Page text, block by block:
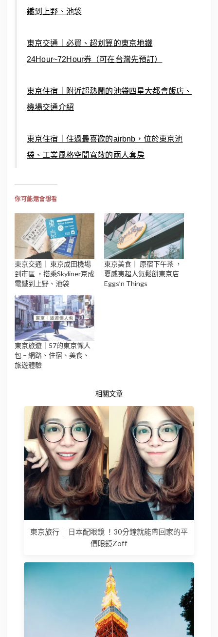
鐵到上野、池袋
東京交通｜必買、超划算的東京地鐵
24Hour~72Hour券（可在台灣先預訂）
東京住宿｜附近超熱鬧的池袋四星大都會飯店、
機場交通介紹
東京住宿｜住過最喜歡的airbnb，位於東京池
袋、工業風格空間寬敞的兩人套房
你可能還會想看
東京交通｜ 東京成田機場
到市區 ，搭乘Skyliner京成
電鐵到上野、池袋
東京美食｜ 原宿下午茶 ，
夏威夷超人氣鬆餅東京店
Eggs’n Things
東京旅遊｜57的東京懶人
包 – 網路、住宿、美食、
旅遊體驗
相關文章
東京旅行｜ 日本配眼鏡 ！30分鐘就能帶回家的平
價眼鏡Zoff